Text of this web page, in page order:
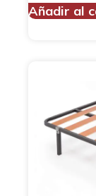
Añadir al